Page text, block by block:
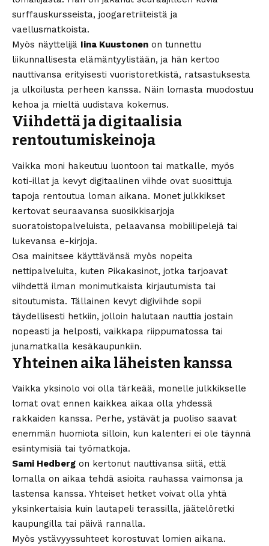
surffauskursseista, joogaretriiteistä ja
vaellusmatkoista.
Myös näyttelijä Iina Kuustonen on tunnettu
liikunnallisesta elämäntyylistään, ja hän kertoo
nauttivansa erityisesti vuoristoretkistä, ratsastuksesta
ja ulkoilusta perheen kanssa. Näin lomasta muodostuu
kehoa ja mieltä uudistava kokemus.
Viihdettä ja digitaalisia
rentoutumiskeinoja
Vaikka moni hakeutuu luontoon tai matkalle, myös
koti-illat ja kevyt digitaalinen viihde ovat suosittuja
tapoja rentoutua loman aikana. Monet julkkikset
kertovat seuraavansa suosikkisarjoja
suoratoistopalveluista, pelaavansa mobiilipelejä tai
lukevansa e-kirjoja.
Osa mainitsee käyttävänsä myös nopeita
nettipalveluita, kuten Pikakasinot, jotka tarjoavat
viihdettä ilman monimutkaista kirjautumista tai
sitoutumista. Tällainen kevyt digiviihde sopii
täydellisesti hetkiin, jolloin halutaan nauttia jostain
nopeasti ja helposti, vaikkapa riippumatossa tai
junamatkalla kesäkaupunkiin.
Yhteinen aika läheisten kanssa
Vaikka yksinolo voi olla tärkeää, monelle julkkikselle
lomat ovat ennen kaikkea aikaa olla yhdessä
rakkaiden kanssa. Perhe, ystävät ja puoliso saavat
enemmän huomiota silloin, kun kalenteri ei ole täynnä
esiintymisiä tai työmatkoja.
Sami Hedberg on kertonut nauttivansa siitä, että
lomalla on aikaa tehdä asioita rauhassa vaimonsa ja
lastensa kanssa. Yhteiset hetket voivat olla yhtä
yksinkertaisia kuin lautapeli terassilla, jäätelöretki
kaupungilla tai päivä rannalla.
Myös ystävyyssuhteet korostuvat lomien aikana.